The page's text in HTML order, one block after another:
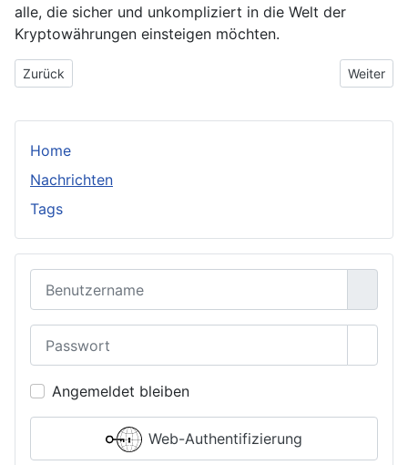
alle, die sicher und unkompliziert in die Welt der
Kryptowährungen einsteigen möchten.
Vorheriger Beitrag: Computer Reparatur Frankfurt am Main
Zurück Nächster
Weiter
Home
Nachrichten
Tags
Angemeldet bleiben
Web-Authentifizierung